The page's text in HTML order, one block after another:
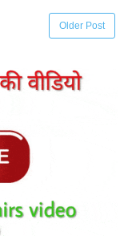
Older Post